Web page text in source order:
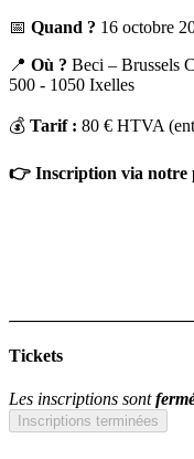
📅 Quand ? 16 octobre
📍 Où ? Beci – Brussels
500 - 1050 Ixelles
💰 Tarif : 80 € HTVA
👉 Inscription via notre
Tickets
Les inscriptions sont
Inscriptions terminées